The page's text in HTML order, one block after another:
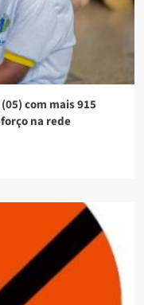
com mais 915
na rede